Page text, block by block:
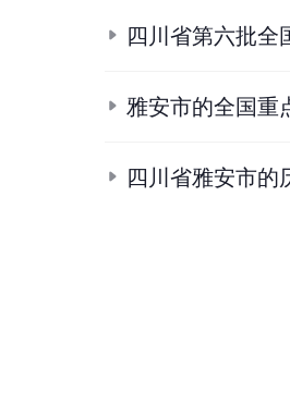
四川省第六批全
雅安市的全国重
四川省雅安市的